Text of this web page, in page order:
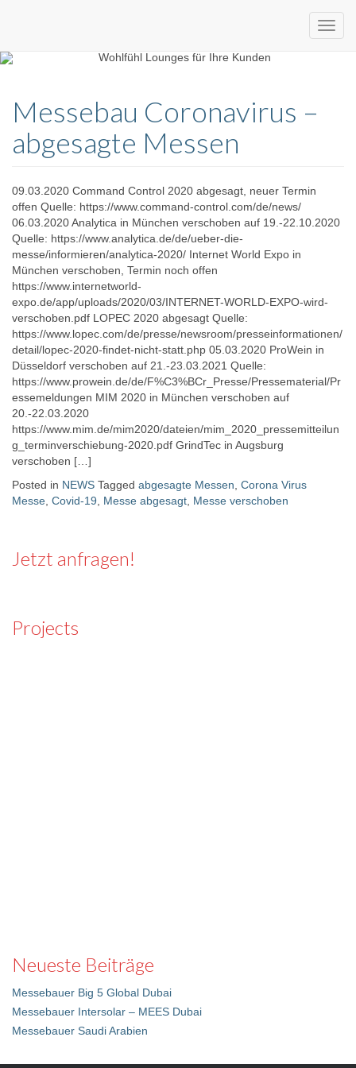
expo24seven
eventware
Messebau Coronavirus –
abgesagte Messen
09.03.2020 Command Control 2020 abgesagt, neuer Termin
offen Quelle: https://www.command-control.com/de/news/
06.03.2020 Analytica in München verschoben auf 19.-22.10.2020
Quelle: https://www.analytica.de/de/ueber-die-
messe/informieren/analytica-2020/ Internet World Expo in
München verschoben, Termin noch offen
https://www.internetworld-
expo.de/app/uploads/2020/03/INTERNET-WORLD-EXPO-wird-
verschoben.pdf LOPEC 2020 abgesagt Quelle:
https://www.lopec.com/de/presse/newsroom/presseinformationen/
detail/lopec-2020-findet-nicht-statt.php 05.03.2020 ProWein in
Düsseldorf verschoben auf 21.-23.03.2021 Quelle:
https://www.prowein.de/de/F%C3%BCr_Presse/Pressematerial/Pr
essemeldungen MIM 2020 in München verschoben auf
20.-22.03.2020
https://www.mim.de/mim2020/dateien/mim_2020_pressemitteilun
g_terminverschiebung-2020.pdf GrindTec in Augsburg
verschoben […]
Posted in NEWS Tagged abgesagte Messen Corona Virus
Messe Covid-19 Messe abgesagt Messe verschoben
Jetzt anfragen!
Projects
Neueste Beiträge
Messebauer Big 5 Global Dubai
Messebauer Intersolar – MEES Dubai
Messebauer Saudi Arabien